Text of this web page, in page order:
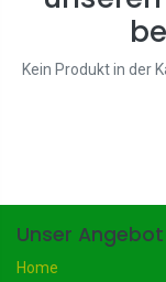
Kein Produkt in der
Unser Angebot
Home